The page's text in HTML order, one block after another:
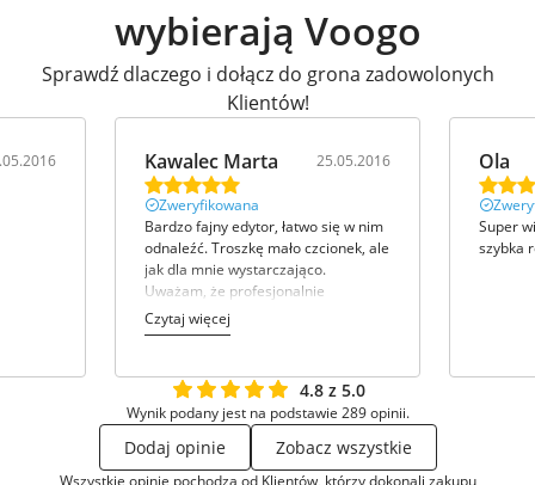
wybierają Voogo
Sprawdź dlaczego i dołącz do grona zadowolonych
Klientów!
Kawalec Marta 25.05.2016
Zweryfikowana
Bardzo fajny edytor, łatwo się w nim
odnaleźć. Troszkę mało czcionek, ale
jak dla mnie wystarczająco.
Uważam, że profesjonalnie
wykonany, szybko działa i nie zacina
się. Myślę, że jeszcze skorzystam z
szablonów.
Czytaj więcej
Ola
Super
szybka
4.8 z 5.0
Wynik podany jest na podstawie 289 opinii.
Dodaj opinie Zobacz wszystkie
Wszystkie opinie pochodzą od Klientów, którzy dokonali zakupu